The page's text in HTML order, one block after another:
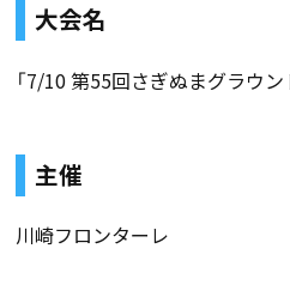
大会名
「7/10 第55回さぎぬまグラウン
主催
川崎フロンターレ